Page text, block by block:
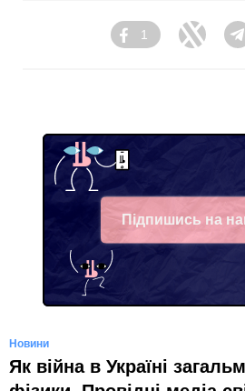
Facebook
1
Twitter
Підпишись на
Facebook
Новини
Як війна в Україні